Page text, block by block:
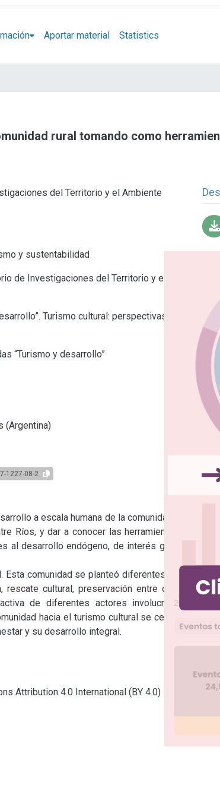
Aportar material Statistics
rural tomando como
del Territorio y el Ambiente
y sustentabilidad
de Investigaciones del Territorio y el
Turismo cultural: perspectivas y
“Turismo y desarrollo”
(Argentina)
1227-08-2
a escala humana de la comunidad rural
Ríos, y dar a conocer las herramientas de
al desarrollo endógeno, de interés global y
comunidad se planteó diferentes líneas
cultural, preservación entre otros a
de diferentes actores involucrados :
hacia el turismo cultural se centra en
y su desarrollo integral.
Attribution 4.0 International (BY 4.0)